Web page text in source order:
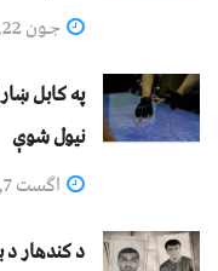
جون 22, 2026
په کابل
نيول شوې
اگست 7, 2024
د کندهار د